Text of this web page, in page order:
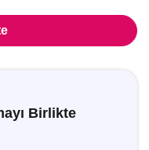
Birlikte